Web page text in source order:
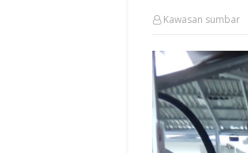
Kawasan sumbar